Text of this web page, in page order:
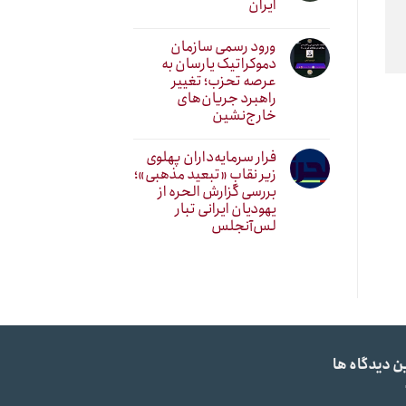
ایران
ورود رسمی سازمان
دموکراتیک یارسان به
عرصه تحزب؛ تغییر
راهبرد جریان‌های
خارج‌نشین
فرار سرمایه‌داران پهلوی
زیر نقابِ «تبعید مذهبی»؛
بررسی گزارش الحره از
یهودیان ایرانی تبار
لس‌آنجلس
دیدگاه ها